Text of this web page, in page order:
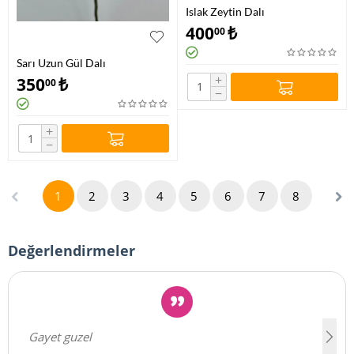
Sarı Uzun Gül Dalı
35000₺
+
−
Islak Zeytin Dalı
40000₺
+
−
1 2 3 4 5 6 7 8
Değerlendirmeler
Gayet guzel